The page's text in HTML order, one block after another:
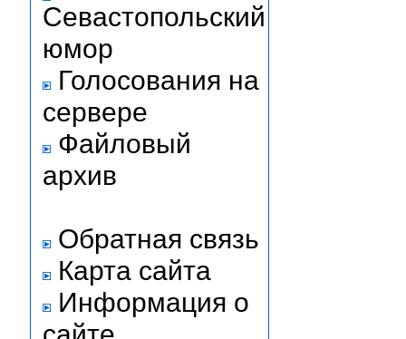
Севастопольский
юмор
Голосования на
сервере
Файловый
архив
Обратная связь
Карта сайта
Информация о